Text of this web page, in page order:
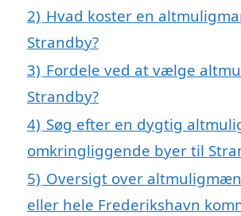
2) Hvad koster en
Strandby?
3) Fordele ved at vælge
Strandby?
4) Søg efter en dygtig
omkringliggende byer til
5) Oversigt over
eller hele Frederikshavn